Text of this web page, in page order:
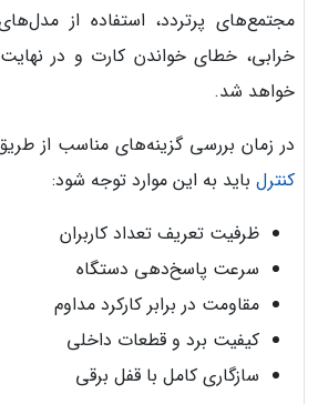
مجتمع‌های پرتردد، استفاده از
خرابی، خطای خواندن کارت و در
خواهد شد.
در زمان بررسی گزینه‌های مناسب از
کنترل باید به این موارد توجه شود:
ظرفیت تعریف تعداد کاربران
سرعت پاسخ‌دهی دستگاه
مقاومت در برابر کارکرد مداوم
کیفیت برد و قطعات داخلی
سازگاری کامل با قفل برقی